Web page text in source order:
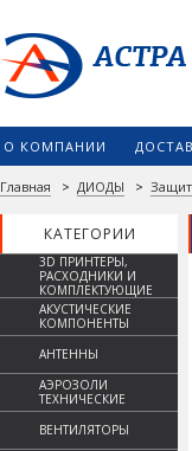
О КОМПАНИИ
Главная > ДИОДЫ >
КАТЕГОРИИ
3D ПРИНТЕРЫ,
РАСХОДНИКИ И
КОМПЛЕКТУЮЩИЕ
АКУСТИЧЕСКИЕ
КОМПОНЕНТЫ
АНТЕННЫ
АЭРОЗОЛИ
ТЕХНИЧЕСКИЕ
ВЕНТИЛЯТОРЫ